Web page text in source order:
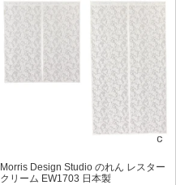
Morris Design Studio のれん レスター
クリーム EW1703 日本製